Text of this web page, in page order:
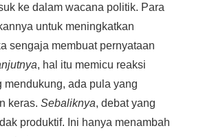
ke dalam wacana politik. Para
untuk meningkatkan
sengaja membuat pernyataan
, hal itu memicu reaksi
mendukung, ada pula yang
keras. Sebaliknya, debat yang
produktif. Ini hanya menambah